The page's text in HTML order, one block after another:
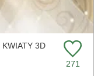
3D
271